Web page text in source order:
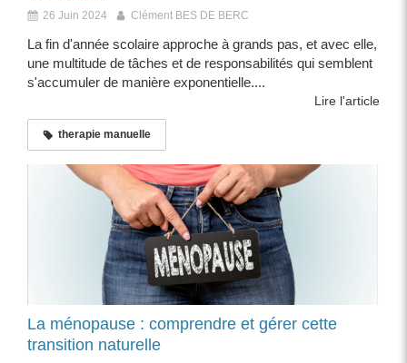
26 Juin 2024 Clément BES DE BERC
La fin d'année scolaire approche à grands pas, et avec elle,
une multitude de tâches et de responsabilités qui semblent
s'accumuler de manière exponentielle....
Lire l'article
therapie manuelle
La ménopause : comprendre et gérer cette
transition naturelle